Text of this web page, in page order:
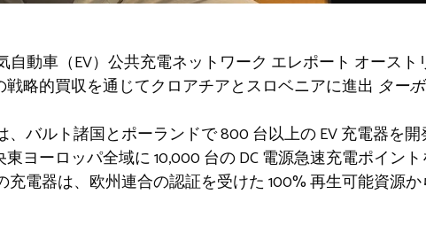
自動車（EV）公共充電ネットワーク エレポート オースト
戦略的買収を通じてクロアチアとスロベニアに進出 ター
、バルト諸国とポーランドで 800 台以上の EV 充電器を
東ヨーロッパ全域に 10,000 台の DC 電源急速充電ポイン
充電器は、欧州連合の認証を受けた 100% 再生可能資源